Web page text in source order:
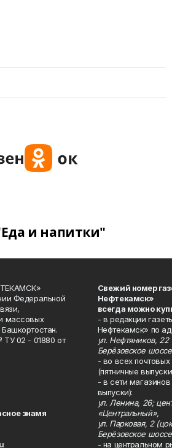
и напитки"
Федеральной
массовых
02 - 01880 от
знамя
Свежий номер
Нефтекамск»
всегда можно
- в редакции
Нефтекамск» по
ул. Нефтяников, 22
Берёзовское
- во всех
(пятничные
- в сети
выпуски):
ул. Ленина, 26;
«Центральный»,
ул. Парковая, 2
Берёзовское
- на центральном